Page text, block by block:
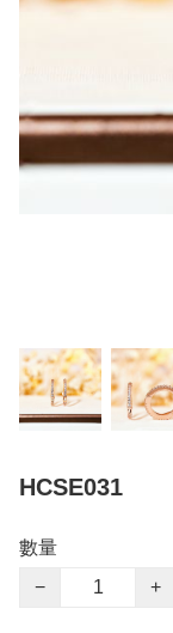
HCSE031
數量
−
+